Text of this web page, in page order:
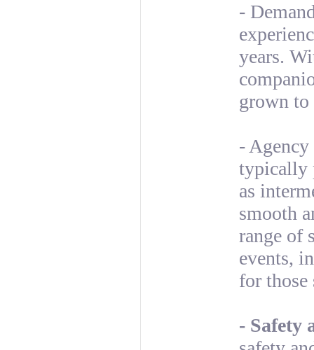
-
years.
grown to
-
typically
as
smooth
range of
events,
for those
- Safety